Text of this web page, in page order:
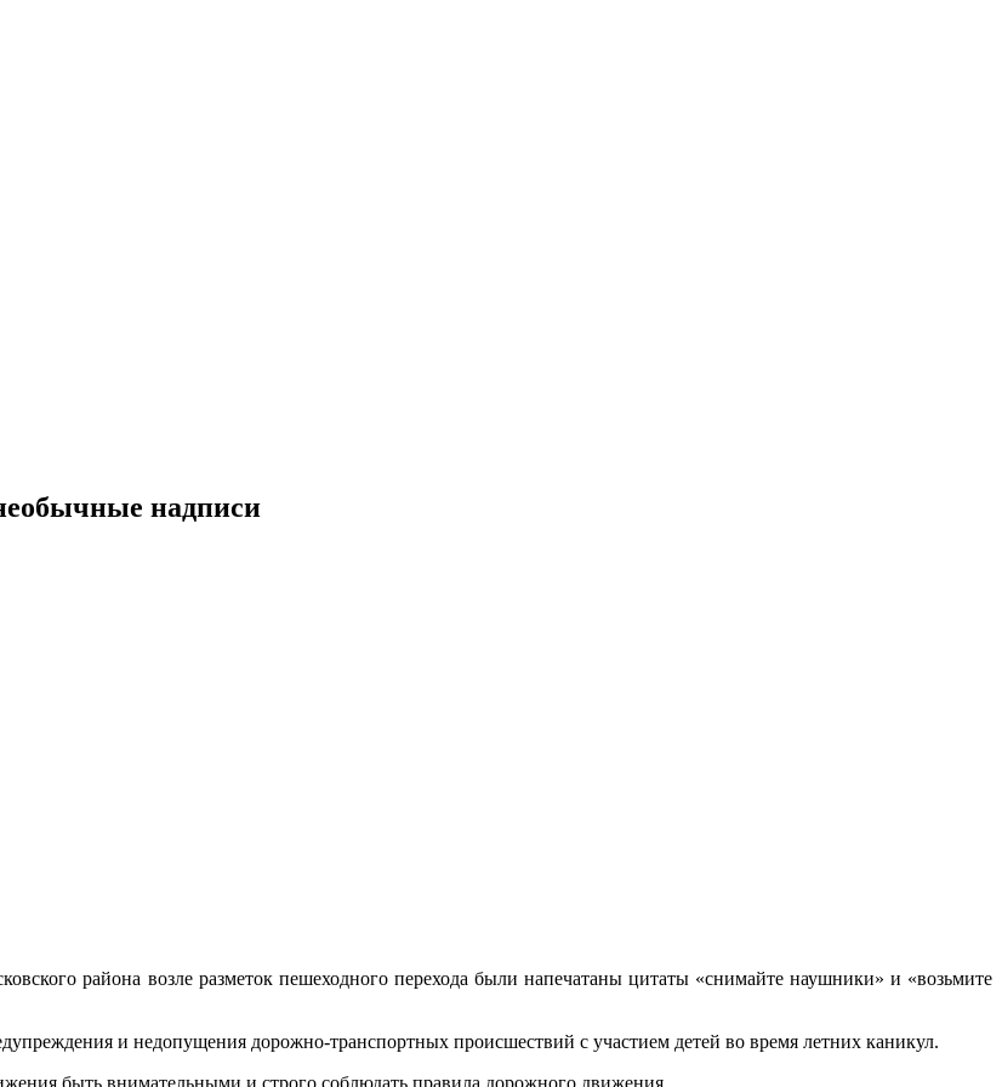
надписи
района возле разметок пешеходного перехода были напечатаны цитаты «снимайте наушники» и «возьмите
и недопущения дорожно-транспортных происшествий с участием детей во время летних каникул.
быть внимательными и строго соблюдать правила дорожного движения.